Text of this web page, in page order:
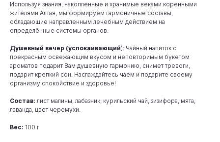
Используя знания, накопленные и хранимые веками коренными
жителями Алтая, мы формируем гармоничные составы,
обладающие направленным лечебным действием на
определённые системы органов.
Душевный вечер (успокаивающий): Чайный напиток с
прекрасным освежающим вкусом и неповторимым букетом
ароматов подарит Вам душевную гармонию, снимет тревоги,
подарит крепкий сон. Наслаждайтесь чаем и подарите своему
организму спокойствие и здоровье!
Состав: лист малины, лабазник, курильский чай, зизифора, мята,
лаванда, цвет черемухи.
Вес: 100 г